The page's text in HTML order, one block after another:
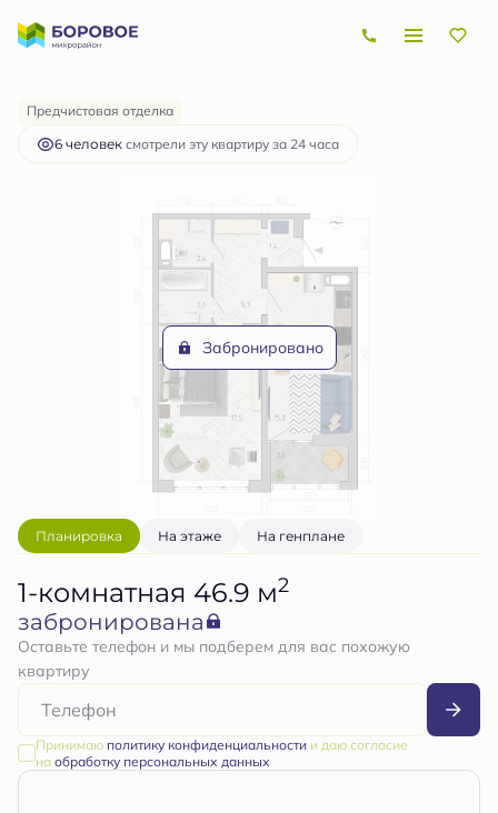
1-комнатная46.9 м 5 473 443 руб.
Ипотекаот 16 358 руб.
Предчистовая отделка
6 человек смотрели эту квартиру за 24 часа
Забронировано
Планировка На этаже На генплане
1-комнатная 46.9 м2
забронирована
Оставьте телефон и мы подберем для вас похожую
квартиру
Принимаю политику конфиденциальностии даю согласие
на обработку персональных данных